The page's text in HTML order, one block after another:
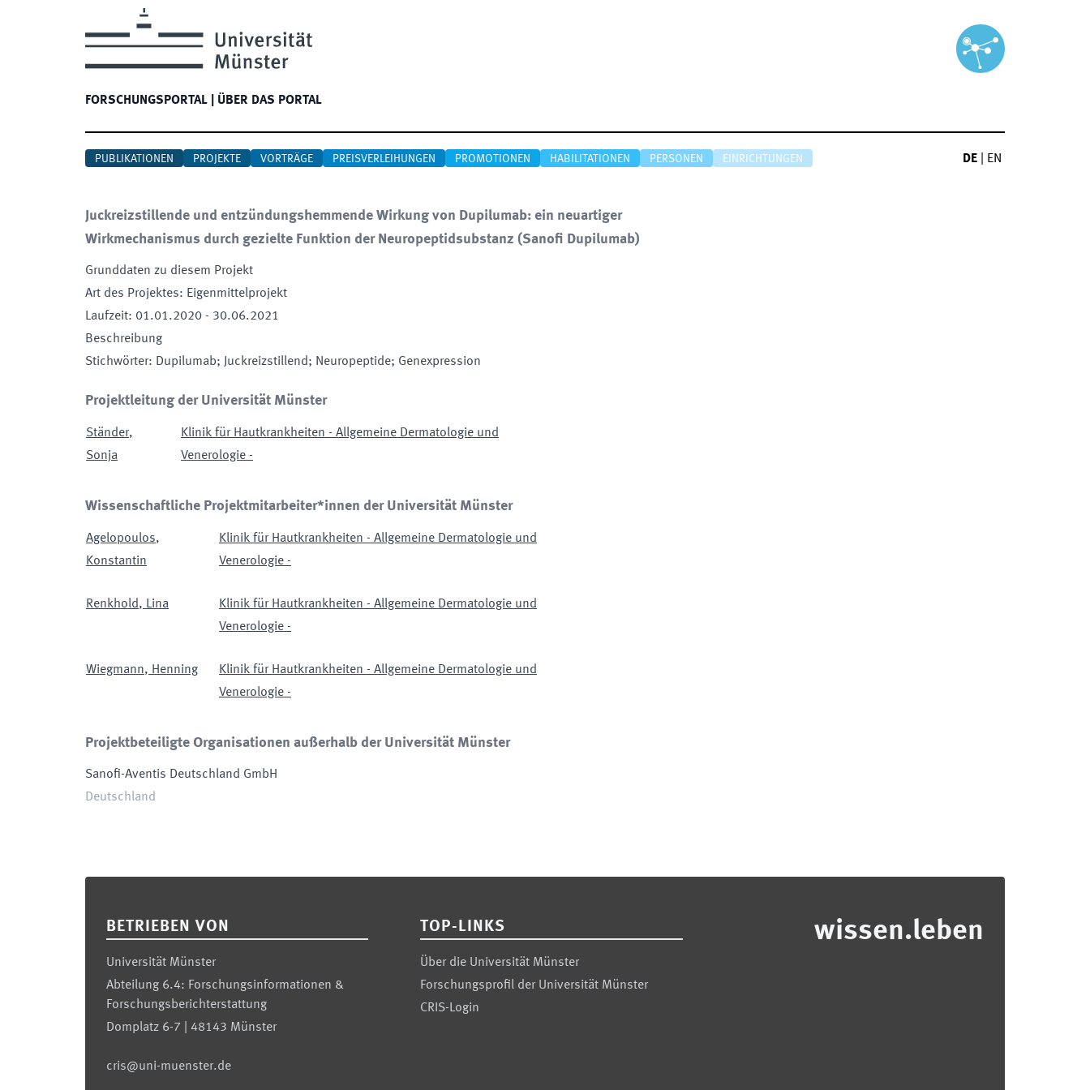
FORSCHUNGSPORTAL ÜBER DAS PORTAL
PUBLIKATIONEN PROJEKTE VORTRÄGE PREISVERLEIHUNGEN PROMOTIONEN HABILITATIONEN PERSONEN EINRICHTUNGEN DE EN
Juckreizstillende und entzündungshemmende Wirkung von Dupilumab: ein neuartiger
Wirkmechanismus durch gezielte Funktion der Neuropeptidsubstanz (Sanofi Dupilumab)
Grunddaten zu diesem Projekt
Art des Projektes: Eigenmittelprojekt
Laufzeit: 01.01.2020 - 30.06.2021
Beschreibung
Stichwörter: Dupilumab; Juckreizstillend; Neuropeptide; Genexpression
Projektleitung der Universität Münster
Ständer,
Sonja
Klinik für Hautkrankheiten - Allgemeine Dermatologie und
Venerologie -
Wissenschaftliche Projektmitarbeiter*innen der Universität Münster
Agelopoulos,
Konstantin
Klinik für Hautkrankheiten - Allgemeine Dermatologie und
Venerologie -
Renkhold, Lina
Klinik für Hautkrankheiten - Allgemeine Dermatologie und
Venerologie -
Wiegmann, Henning
Klinik für Hautkrankheiten - Allgemeine Dermatologie und
Venerologie -
Projektbeteiligte Organisationen außerhalb der Universität Münster
Sanofi-Aventis Deutschland GmbH
Deutschland
BETRIEBEN VON
Universität Münster
Abteilung 6.4: Forschungsinformationen &
Forschungsberichterstattung
Domplatz 6-7 | 48143 Münster
cris@uni-muenster.de
TOP-LINKS
Über die Universität Münster
Forschungsprofil der Universität Münster
CRIS-Login
wissen.leben